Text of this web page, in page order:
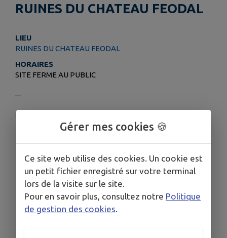
RUINES DU CHATEAU FEODAL
LIEU
RUINES DU CHATEAU FEODAL
HORAIRES
SITE FERME AU PUBLIC
PAGE EN COURS DE CONSTRUCTION
Gérer mes cookies 🍪
Ce site web utilise des cookies. Un cookie est
un petit fichier enregistré sur votre terminal
lors de la visite sur le site.
Pour en savoir plus, consultez notre Politique
de gestion des cookies.